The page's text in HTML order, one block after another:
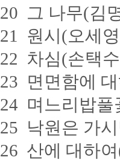
20 그 나무(김
21 원시(오세
22 차심(손택
23 면면함에
24 며느리밥풀
25 낙원은 가
26 산에 대하